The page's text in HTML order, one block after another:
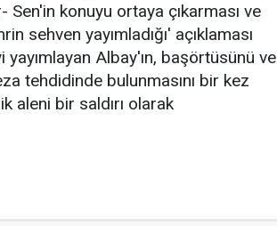
konuyu ortaya çıkarması ve
sehven yayımladığı' açıklaması
Albay'ın, başörtüsünü ve
tehdidinde bulunmasını bir kez
aleni bir saldırı olarak